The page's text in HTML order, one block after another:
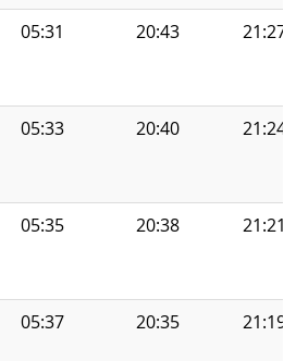
05:31 20:43 21:27
05:33 20:40 21:24
05:35 20:38 21:21
05:37 20:35 21:19